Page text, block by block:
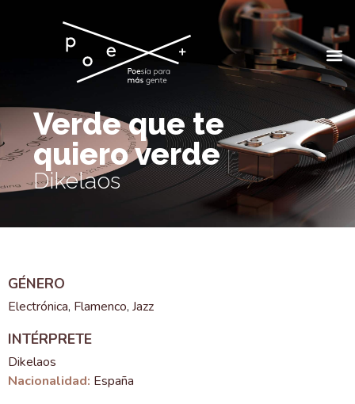
Verde que te
quiero verde
Dikelaos
GÉNERO
Electrónica, Flamenco, Jazz
INTÉRPRETE
Dikelaos
Nacionalidad: España